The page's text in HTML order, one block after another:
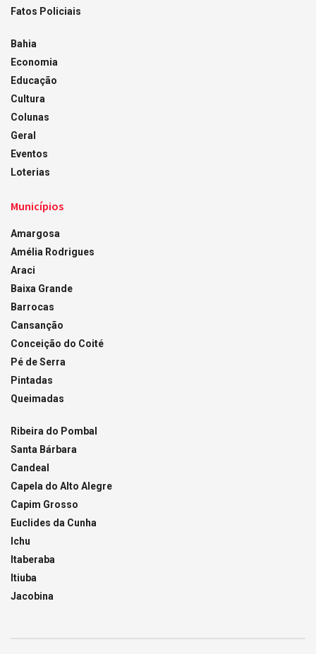
Fatos Policiais
Bahia
Economia
Educação
Cultura
Colunas
Geral
Eventos
Loterias
Municípios
Amargosa
Amélia Rodrigues
Araci
Baixa Grande
Barrocas
Cansanção
Conceição do Coité
Pé de Serra
Pintadas
Queimadas
Ribeira do Pombal
Santa Bárbara
Candeal
Capela do Alto Alegre
Capim Grosso
Euclides da Cunha
Ichu
Itaberaba
Itiuba
Jacobina